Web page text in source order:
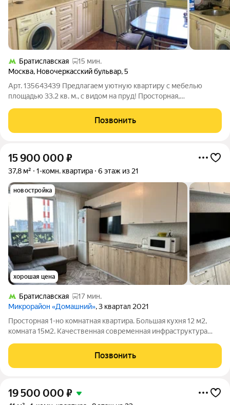
Братиславская
15 мин.
Москва, Новочеркасский бульвар,5
Арт. 135643439 Предлагаем уютную квартиру с мебелью
площадью 33.2 кв. м., с видом на пруд! Просторная,
жизни рядом: парк, где можно гулять, заниматься спортом или
просто наслаждаться свежим
Позвонить
15 900 000 ₽
37,8 м² 1-комн. квартира 6 этаж из 21
новостройка
хорошая цена
Братиславская
17 мин.
Микрорайон «Домашний», 3 квартал 2021
Просторная 1-но комнатная квартира. Большая кухня 12 м2,
комната 15м2. Качественная современная инфраструктура
Марьино 30 минут пешком, или 12 мин автобусом. Квартира
без обременений. Два
Позвонить
19 500 000 ₽